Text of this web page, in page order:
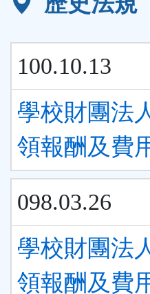
100.10.13
學校財團法
領報酬及費
098.03.26
學校財團法
領報酬及費